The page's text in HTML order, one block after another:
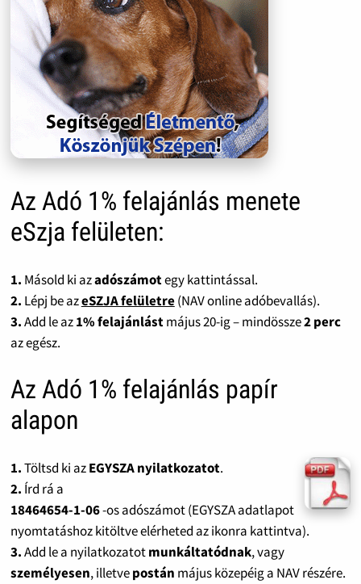
Az Adó 1% felajánlás menete
eSzja felületen:
1. Másold ki azadószámotegy kattintással.
2. Lépj be azeSZJA felületre(NAV online adóbevallás).
3.Add le az1% felajánlástmájus 20-ig – mindössze2 perc
az egész.
Az Adó 1% felajánlás papír
alapon
1.Töltsd ki azEGYSZA nyilatkozatot.
2. Írd rá a
18464654-1-06-os adószámot (EGYSZA adatlapot
nyomtatáshoz kitöltve elérheted az ikonra kattintva).
3.Add le a nyilatkozatotmunkáltatódnak, vagy
személyesen, illetvepostán május közepéig a NAV részére.